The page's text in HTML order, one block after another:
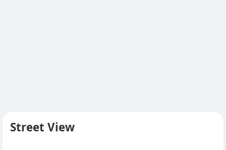
Street View